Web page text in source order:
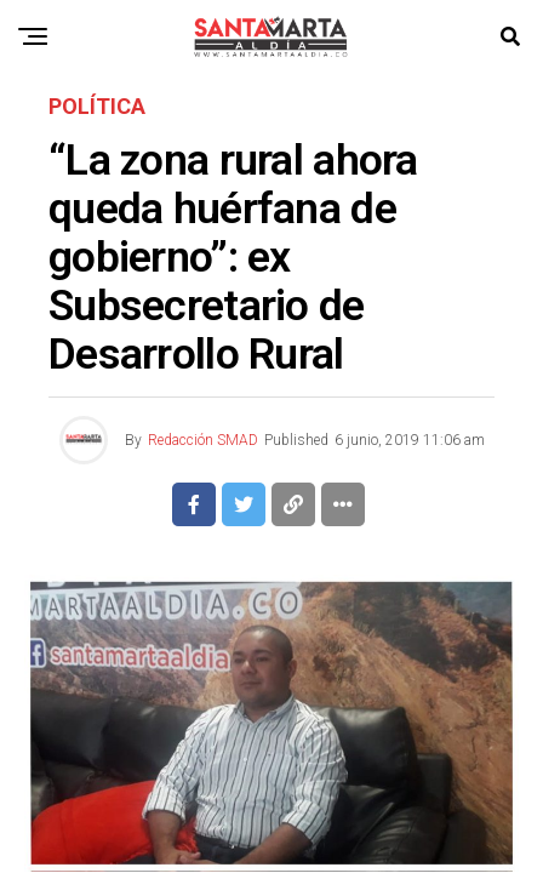
POLÍTICA
“La zona rural ahora
queda huérfana de
gobierno”: ex
Subsecretario de
Desarrollo Rural
By Redacción SMAD Published 6 junio, 2019 11:06 am